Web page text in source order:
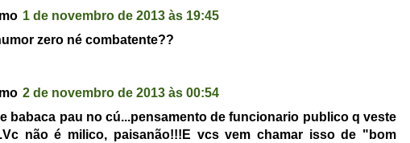
1 de novembro de 2013 às 19:45
zero né combatente??
2 de novembro de 2013 às 00:54
babaca pau no cú...pensamento de funcionario publico q veste
não é milico, paisanão!!!E vcs vem chamar isso de "bom